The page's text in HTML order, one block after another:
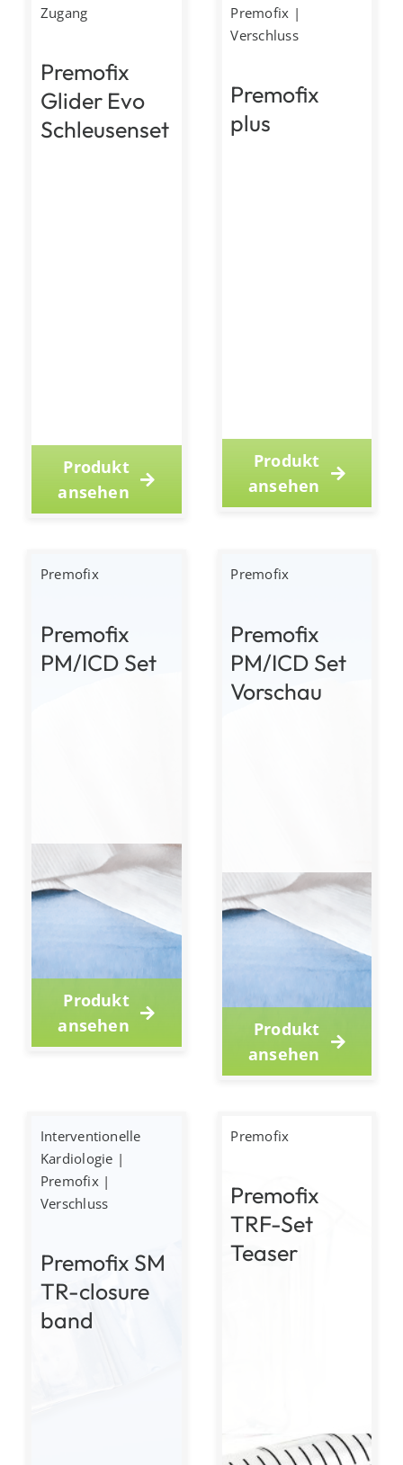
Zugang
Premofix
Glider Evo
Schleusenset
Produkt
ansehen
Premofix |
Verschluss
Premofix
plus
Produkt
ansehen
Premofix
Premofix
PM/ICD Set
Produkt
ansehen
Premofix
Premofix
PM/ICD Set
Vorschau
Produkt
ansehen
Interventionelle
Kardiologie |
Premofix |
Verschluss
Premofix SM
TR-closure
band
Premofix
Premofix
TRF-Set
Teaser